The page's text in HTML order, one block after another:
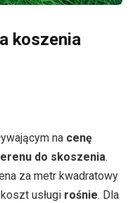
koszenia
na cenę
do skoszenia.
za metr kwadratowy
usługi rośnie. Dla